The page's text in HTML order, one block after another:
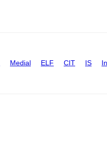
Medial ELF CIT IS